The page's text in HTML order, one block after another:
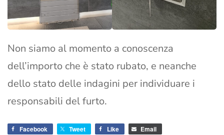
Non siamo al momento a conoscenza
dell’importo che è stato rubato, e neanche
dello stato delle indagini per individuare i
responsabili del furto.
Facebook Tweet Like Email